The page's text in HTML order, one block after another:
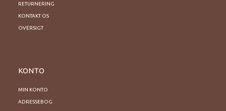
RETURNERING
KONTAKT OS
OVERSIGT
KONTO
MIN KONTO
ADRESSEBOG